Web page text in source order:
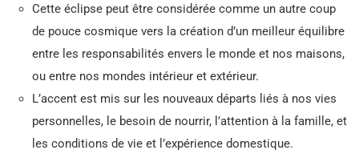
Cette éclipse peut être considérée comme un autre coup
de pouce cosmique vers la création d’un meilleur équilibre
entre les responsabilités envers le monde et nos maisons,
ou entre nos mondes intérieur et extérieur.
L’accent est mis sur les nouveaux départs liés à nos vies
personnelles, le besoin de nourrir, l’attention à la famille, et
les conditions de vie et l’expérience domestique.